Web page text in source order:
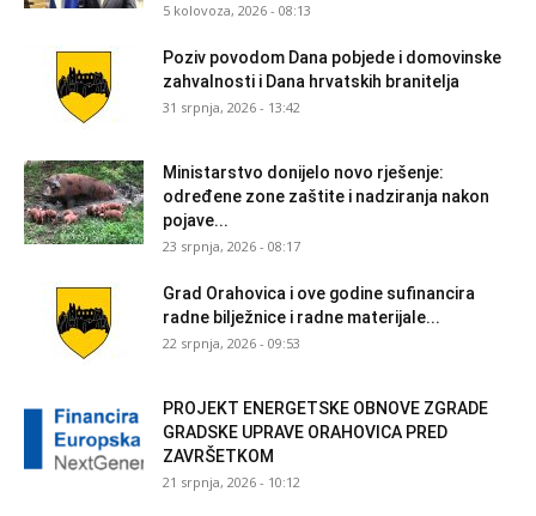
5 kolovoza, 2026 - 08:13
Poziv povodom Dana pobjede i domovinske
zahvalnosti i Dana hrvatskih branitelja
31 srpnja, 2026 - 13:42
Ministarstvo donijelo novo rješenje:
određene zone zaštite i nadziranja nakon
pojave...
23 srpnja, 2026 - 08:17
Grad Orahovica i ove godine sufinancira
radne bilježnice i radne materijale...
22 srpnja, 2026 - 09:53
PROJEKT ENERGETSKE OBNOVE ZGRADE
GRADSKE UPRAVE ORAHOVICA PRED
ZAVRŠETKOM
21 srpnja, 2026 - 10:12